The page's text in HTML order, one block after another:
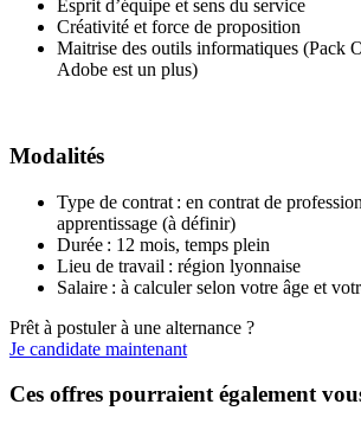
Esprit d’équipe et sens du service
Créativité et force de proposition
Maitrise des outils informatiques (Pack
Adobe est un plus)
Modalités
Type de contrat : en contrat de
apprentissage (à définir)
Durée : 12 mois, temps plein
Lieu de travail : région lyonnaise
Salaire : à calculer selon votre âge et
Prêt à postuler à une alternance ?
Je candidate maintenant
Ces offres pourraient également